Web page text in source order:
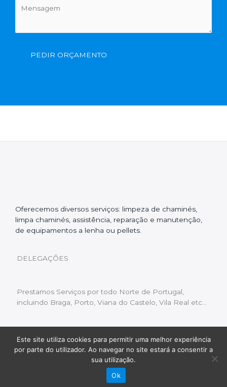
PEDIR ORÇAMENTO
Oferecemos diversos serviços: limpeza de chaminés,
limpa chaminés, assistência, reparação e manutenção,
de equipamentos a lenha ou pellets.
DELEGAÇÕES
Prestamos Serviços por todo Norte de Portugal,
incluindo Braga, Porto, Viana do Castelo, Vila Real etc…
Livro de Reclamações | Política de Privacidade
Copyright © 2022 Limpeza Chaminés | Desenvolvido
Fluxo Digital – a inovar a web
Este site utiliza cookies para permitir uma melhor experiência
por parte do utilizador. Ao navegar no site estará a consentir a
sua utilização.
Ok